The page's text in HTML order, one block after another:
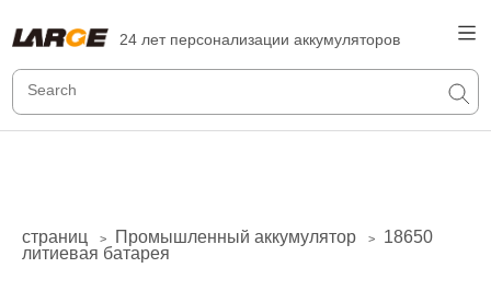
24 лет персонализации аккумуляторов
страниц > Промышленный аккумулятор >
18650
литиевая батарея